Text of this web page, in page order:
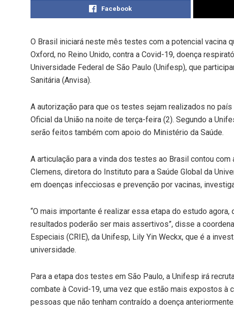
Facebook
O Brasil iniciará neste mês testes com a potencial vacina
Oxford, no Reino Unido, contra a Covid-19, doença
Universidade Federal de São Paulo (Unifesp), que
Sanitária (Anvisa).
A autorização para que os testes sejam realizados no
Oficial da União na noite de terça-feira (2). Segundo a
serão feitos também com apoio do Ministério da Saúde.
A articulação para a vinda dos testes ao Brasil contou
Clemens, diretora do Instituto para a Saúde Global da
em doenças infecciosas e prevenção por vacinas,
“O mais importante é realizar essa etapa do estudo
resultados poderão ser mais assertivos”, disse a
Especiais (CRIE), da Unifesp, Lily Yin Weckx, que é a
universidade.
Para a etapa dos testes em São Paulo, a Unifesp irá
combate à Covid-19, uma vez que estão mais expostos à
pessoas que não tenham contraído a doença anteriormente.